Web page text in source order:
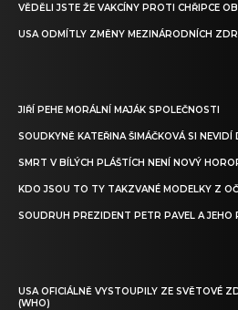
VĚDĚLI JSTE ŽE VAKCÍNY PROTI CHŘIPCE
USA ODMÍTLY ZMĚNY MEZINÁRODNÍCH
JIŘÍ PEHE MORÁLNÍ MAJÁK SPOLEČNOSTI
SOUDKYNĚ KATEŘINA ŠIMÁČKOVÁ SI NEVIDÍ
SMRT V BÍLÝCH PLÁŠTÍCH NENÍ NOVÝ
KDO JSOU TO TY TAKZVANÉ MODELKY Z
SOUDRUH PREZIDENT PETR PAVEL A
USA OFICIÁLNĚ VYSTOUPILY ZE SVĚTOVÉ
(WHO)